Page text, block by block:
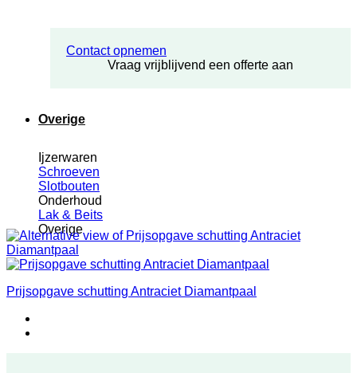
Contact opnemen
Vraag vrijblijvend een offerte aan
Overige
Ijzerwaren
Schroeven
Slotbouten
Onderhoud
Lak & Beits
Overige
Prijsopgave schutting Antraciet Diamantpaal